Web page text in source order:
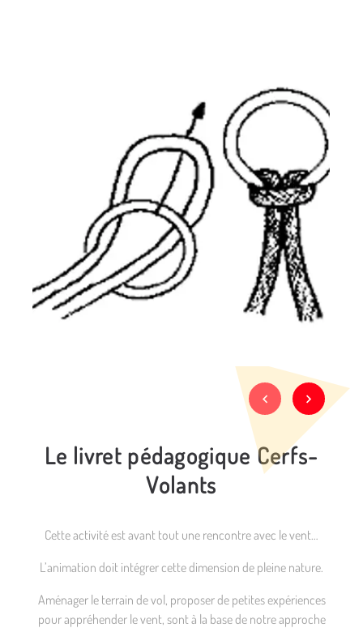
Le livret pédagogique Cerfs-
Volants
Cette activité est avant tout une rencontre avec le vent…
L’animation doit intégrer cette dimension de pleine nature.
Aménager le terrain de vol, proposer de petites expériences
pour appréhender le vent, sont à la base de notre approche